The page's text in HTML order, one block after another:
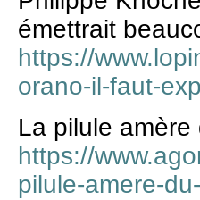
émettrait
https://
orano-il-faut-
La pilule amère
https://
pilule-amere-